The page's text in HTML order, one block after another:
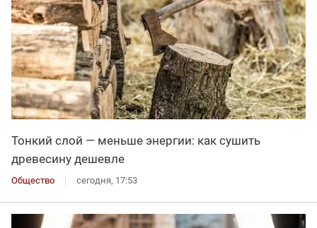
Тонкий слой — меньше энергии: как сушить
древесину дешевле
Общество сегодня, 17:53